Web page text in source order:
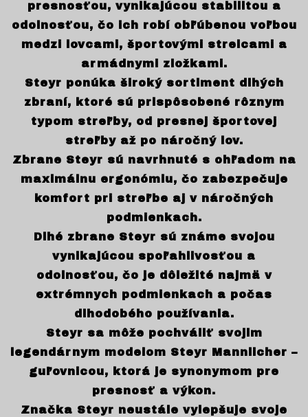
presnosťou, vynikajúcou stabilitou a
odolnosťou, čo ich robí obľúbenou voľbou
medzi lovcami, športovými strelcami a
armádnymi zložkami.
Steyr ponúka široký sortiment dlhých
zbraní, ktoré sú prispôsobené rôznym
typom streľby, od presnej športovej
streľby až po náročný lov.
Zbrane Steyr sú navrhnuté s ohľadom na
maximálnu ergonómiu, čo zabezpečuje
komfort pri streľbe aj v náročných
podmienkach.
Dlhé zbrane Steyr sú známe svojou
vynikajúcou spoľahlivosťou a
odolnosťou, čo je dôležité najmä v
extrémnych podmienkach a počas
dlhodobého používania.
Steyr sa môže pochváliť svojim
legendárnym modelom Steyr Mannlicher –
guľovnicou, ktorá je synonymom pre
presnosť a výkon.
Značka Steyr neustále vylepšuje svoje